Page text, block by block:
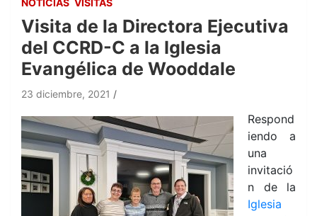
NOTICIAS VISITAS
Visita de la Directora Ejecutiva
del CCRD-C a la Iglesia
Evangélica de Wooddale
23 diciembre, 2021
Respond
iendo a
una
invitació
n de la
Iglesia